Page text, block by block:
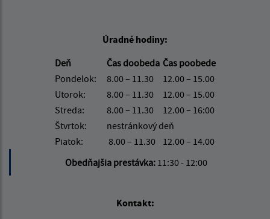
Úradné hodiny:
Deň
Čas doobeda Čas poobede
Pondelok:
8.00 – 11.30
12.00 – 15.00
Utorok:
8.00 – 11.30
12.00 – 15.00
Streda:
8.00 – 11.30
12.00 – 16:00
Štvrtok:
nestránkový deň
Piatok:
8.00 – 11.30
12.00 – 14.00
Obedňajšia prestávka: 11:30 - 12:00
Kontakt: